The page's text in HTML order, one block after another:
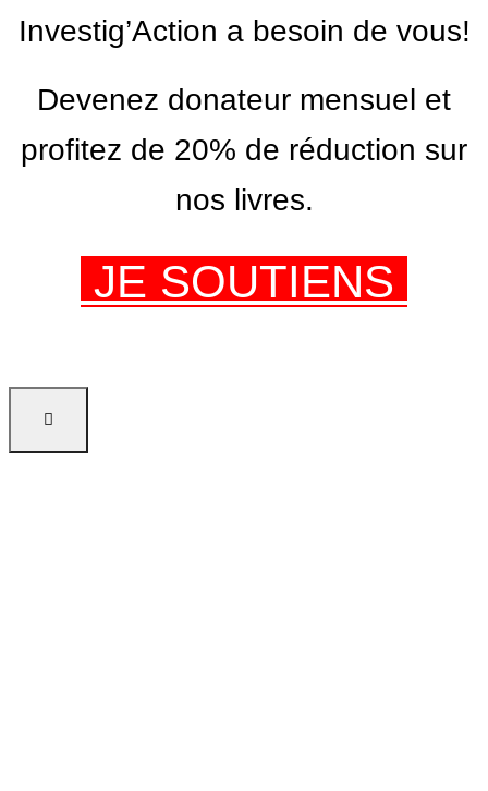
Investig’Action a besoin de vous!
Devenez donateur mensuel et
profitez de 20% de réduction sur
nos livres.
JE SOUTIENS